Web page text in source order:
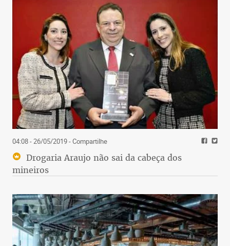
04:08 - 26/05/2019- Compartilhe
Drogaria Araujo não sai da cabeça dos
mineiros